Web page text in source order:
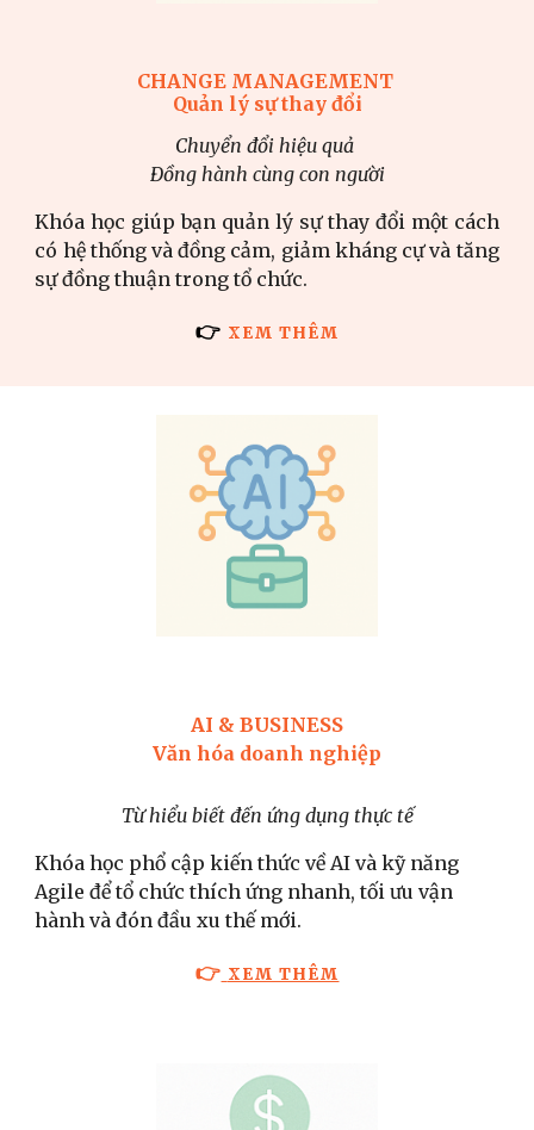
CHANGE MANAGEMENT
Quản lý sự thay đổi
Chuyển đổi hiệu quả
Đồng hành cùng con người
Khóa học giúp bạn quản lý sự thay đổi một cách
có hệ thống và đồng cảm, giảm kháng cự và tăng
sự đồng thuận trong tổ chức.
👉 XEM THÊM
AI & BUSINESS
Văn hóa doanh nghiệp
Từ hiểu biết đến ứng dụng thực tế
Khóa học phổ cập kiến thức về AI và kỹ năng
Agile để tổ chức thích ứng nhanh, tối ưu vận
hành và đón đầu xu thế mới.
👉 XEM THÊM